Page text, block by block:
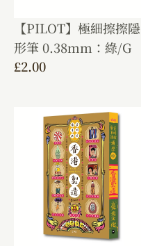
【PILOT】極細擦擦隱
形筆 0.38mm：綠/G
£2.00